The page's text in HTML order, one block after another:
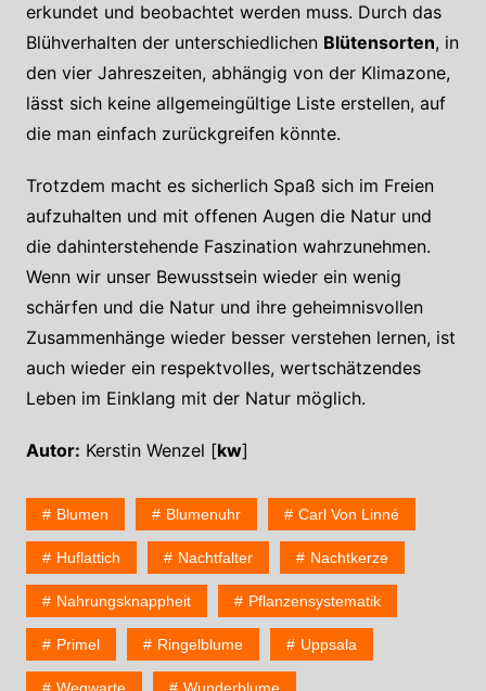
erkundet und beobachtet werden muss. Durch das
Blühverhalten der unterschiedlichen Blütensorten, in
den vier Jahreszeiten, abhängig von der Klimazone,
lässt sich keine allgemeingültige Liste erstellen, auf
die man einfach zurückgreifen könnte.
Trotzdem macht es sicherlich Spaß sich im Freien
aufzuhalten und mit offenen Augen die Natur und
die dahinterstehende Faszination wahrzunehmen.
Wenn wir unser Bewusstsein wieder ein wenig
schärfen und die Natur und ihre geheimnisvollen
Zusammenhänge wieder besser verstehen lernen, ist
auch wieder ein respektvolles, wertschätzendes
Leben im Einklang mit der Natur möglich.
Autor: Kerstin Wenzel [kw]
Blumen Blumenuhr Carl Von Linné
Huflattich Nachtfalter Nachtkerze
Nahrungsknappheit Pflanzensystematik
Primel Ringelblume Uppsala